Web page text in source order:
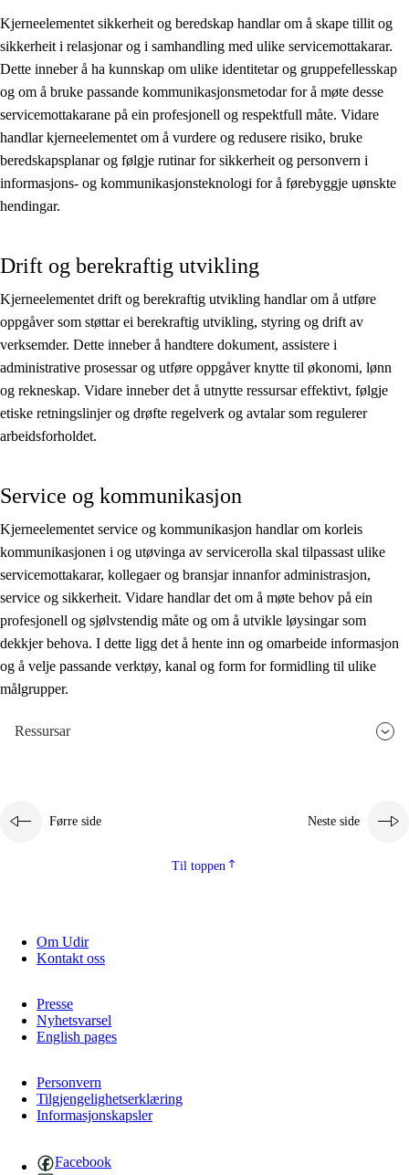
Tverrfaglege tema
Grunnleggjande ferdigheiter
Kjerneelementet sikkerheit og beredskap handlar om å skape tillit og
sikkerheit i relasjonar og i samhandling med ulike servicemottakarar.
Dette inneber å ha kunnskap om ulike identitetar og gruppefellesskap
og om å bruke passande kommunikasjonsmetodar for å møte desse
servicemottakarane på ein profesjonell og respektfull måte. Vidare
handlar kjerneelementet om å vurdere og redusere risiko, bruke
beredskapsplanar og følgje rutinar for sikkerheit og personvern i
informasjons- og kommunikasjonsteknologi for å førebyggje uønskte
hendingar.
Drift og berekraftig utvikling
Kjerneelementet drift og berekraftig utvikling handlar om å utføre
oppgåver som støttar ei berekraftig utvikling, styring og drift av
verksemder. Dette inneber å handtere dokument, assistere i
administrative prosessar og utføre oppgåver knytte til økonomi, lønn
og rekneskap. Vidare inneber det å utnytte ressursar effektivt, følgje
etiske retningslinjer og drøfte regelverk og avtalar som regulerer
arbeidsforholdet.
Service og kommunikasjon
Kjerneelementet service og kommunikasjon handlar om korleis
kommunikasjonen i og utøvinga av servicerolla skal tilpassast ulike
servicemottakarar, kollegaer og bransjar innanfor administrasjon,
service og sikkerheit. Vidare handlar det om å møte behov på ein
profesjonell og sjølvstendig måte og om å utvikle løysingar som
dekkjer behova. I dette ligg det å hente inn og omarbeide informasjon
og å velje passande verktøy, kanal og form for formidling til ulike
målgrupper.
Ressursar
Førre side Neste side
Til toppen
Om Udir
Kontakt oss
Presse
Nyhetsvarsel
English pages
Personvern
Tilgjengelighetserklæring
Informasjonskapsler
Facebook